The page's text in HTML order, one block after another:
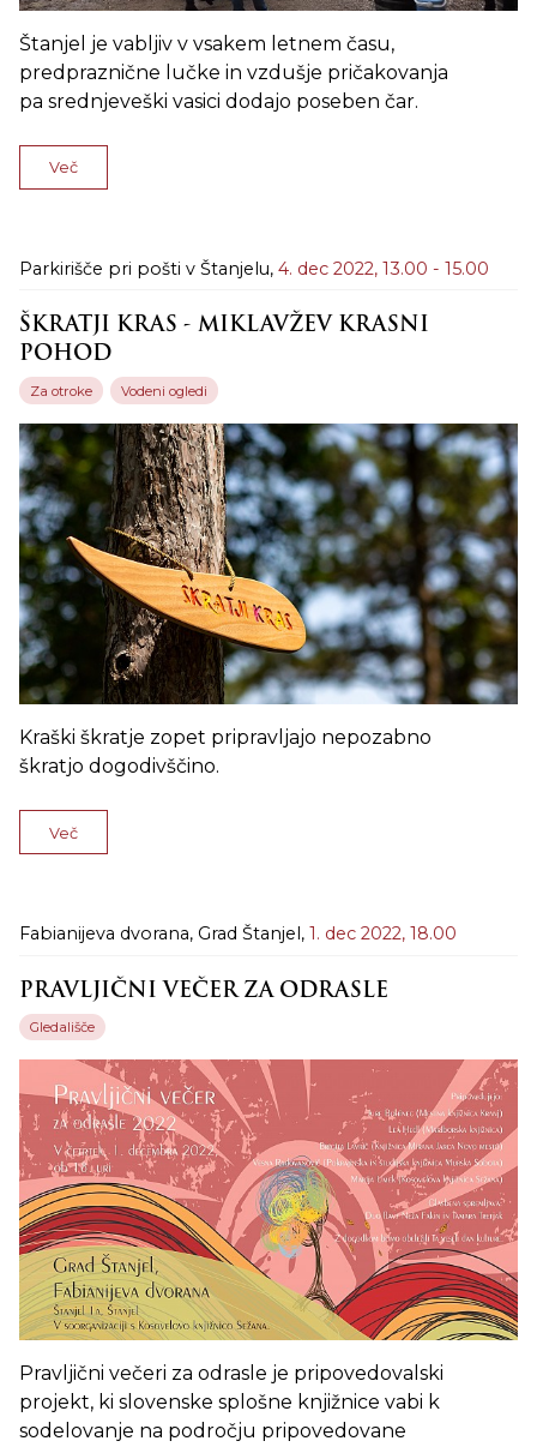
Štanjel je vabljiv v vsakem letnem času,
predpraznične lučke in vzdušje pričakovanja
pa srednjeveški vasici dodajo poseben čar.
Več
Parkirišče pri pošti v Štanjelu, 4. dec 2022, 13.00 - 15.00
ŠKRATJI KRAS - MIKLAVŽEV KRASNI
POHOD
Za otroke Vodeni ogledi
Kraški škratje zopet pripravljajo nepozabno
škratjo dogodivščino.
Več
Fabianijeva dvorana, Grad Štanjel, 1. dec 2022, 18.00
PRAVLJIČNI VEČER ZA ODRASLE
Gledališče
Pravljični večeri za odrasle je pripovedovalski
projekt, ki slovenske splošne knjižnice vabi k
sodelovanje na področju pripovedovane